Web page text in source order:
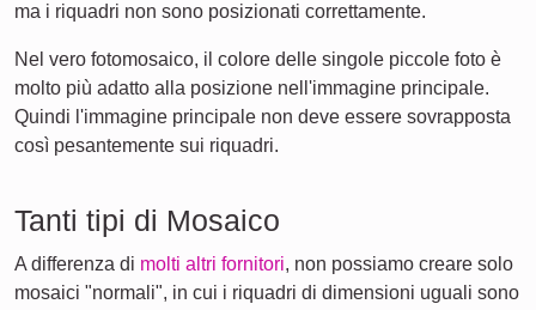
ma i riquadri non sono posizionati correttamente.
Nel vero fotomosaico, il colore delle singole piccole foto è
molto più adatto alla posizione nell'immagine principale.
Quindi l'immagine principale non deve essere sovrapposta
così pesantemente sui riquadri.
Tanti tipi di Mosaico
A differenza di molti altri fornitori, non possiamo creare solo
mosaici "normali", in cui i riquadri di dimensioni uguali sono